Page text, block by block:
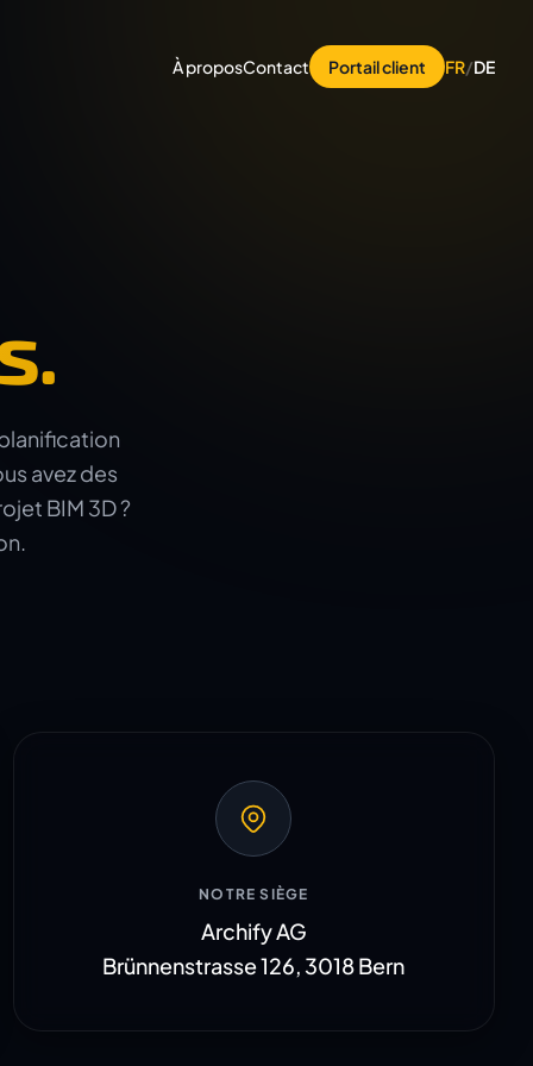
À proposContact Portail client FR/DE
avez des
BIM 3D ?
NOTRE SIÈGE
Archify AG
Brünnenstrasse 126, 3018 Bern